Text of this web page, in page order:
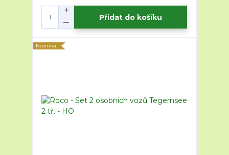
Přidat do košíku
Novinka